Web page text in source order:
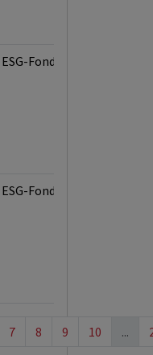
ESG-Fonds
ESG-Fonds
7 8 9 10 ...